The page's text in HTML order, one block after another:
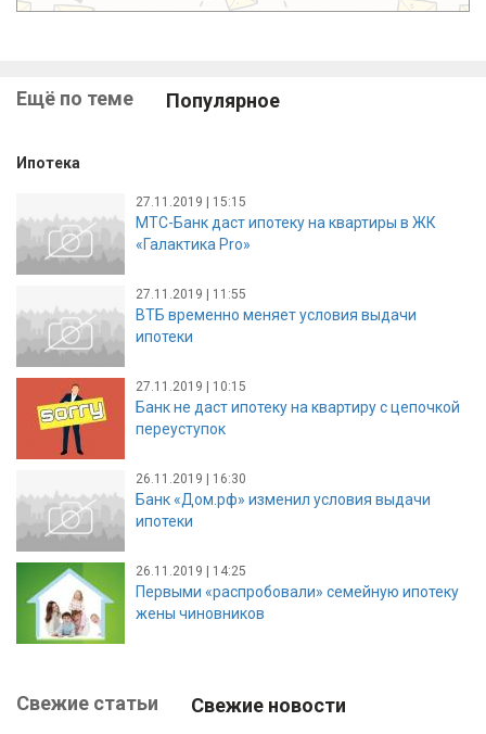
Ещё по теме Популярное
Ипотека
27.11.2019 | 15:15
МТС-Банк даст ипотеку на квартиры в ЖК
«Галактика Pro»
27.11.2019 | 11:55
ВТБ временно меняет условия выдачи
ипотеки
27.11.2019 | 10:15
Банк не даст ипотеку на квартиру с цепочкой
переуступок
26.11.2019 | 16:30
Банк «Дом.рф» изменил условия выдачи
ипотеки
26.11.2019 | 14:25
Первыми «распробовали» семейную ипотеку
жены чиновников
Свежие статьи Свежие новости